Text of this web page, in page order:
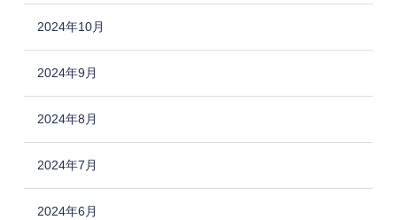
2024年10月
2024年9月
2024年8月
2024年7月
2024年6月